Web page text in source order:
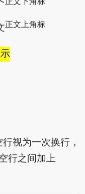
正文上角标
视为一次换行，
行之间加上